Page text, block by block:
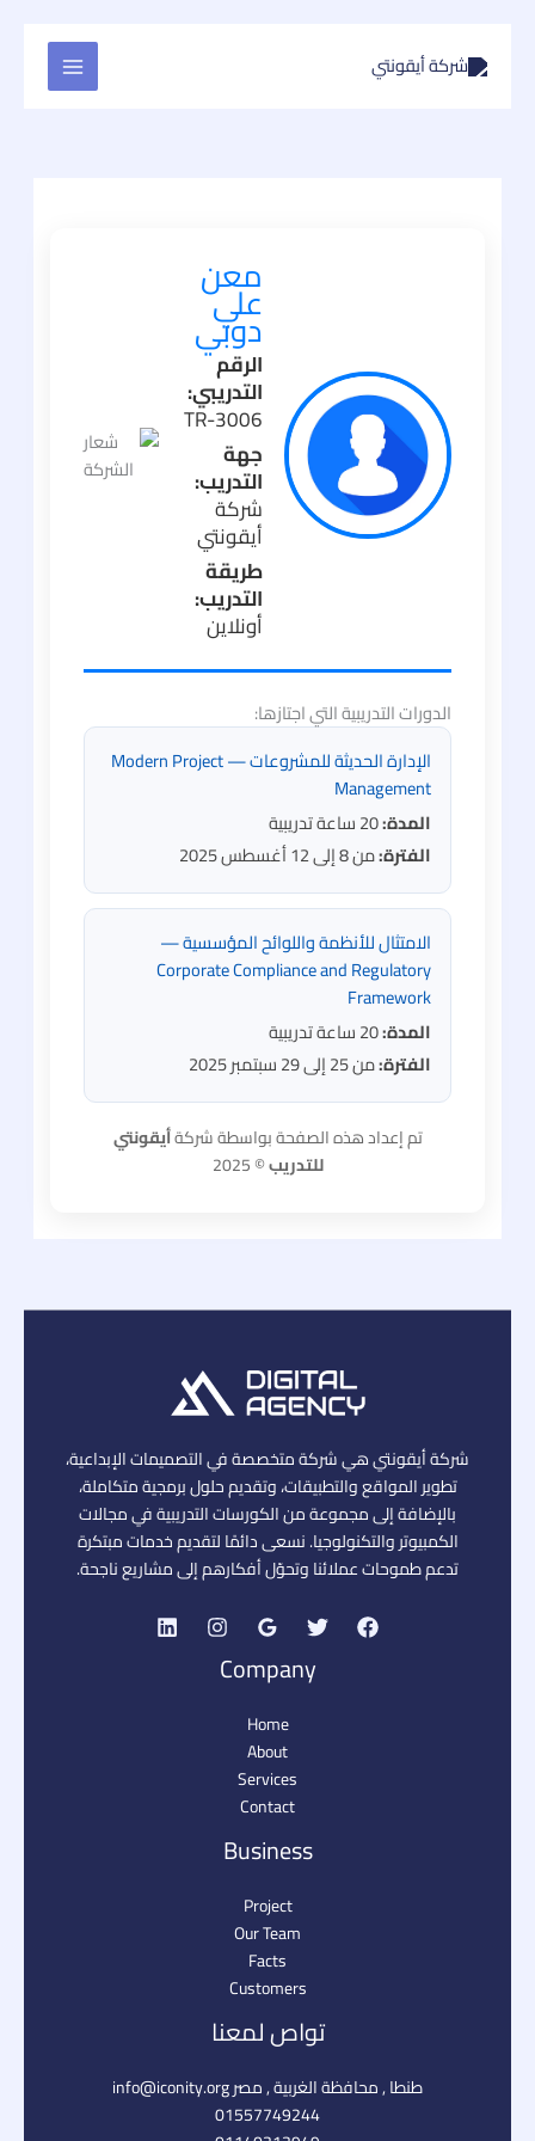
معن
علي
دوبي
الرقم
التدريبي:
TR-3006
جهة
التدريب:
شركة
أيقونتي
طريقة
التدريب:
أونلاين
الدورات التدريبية التي اجتازها:
الإدارة الحديثة للمشروعات — Modern Project
Management
المدة:20 ساعة تدريبية
الفترة:من 8 إلى 12 أغسطس 2025
الامتثال للأنظمة واللوائح المؤسسية —
Corporate Compliance and Regulatory
Framework
المدة:20 ساعة تدريبية
الفترة:من 25 إلى 29 سبتمبر 2025
تم إعداد هذه الصفحة بواسطة شركةأيقونتي
للتدريب© 2025
شركة أيقونتي هي شركة متخصصة في التصميمات الإبداعية،
تطوير المواقع والتطبيقات، وتقديم حلول برمجية متكاملة،
بالإضافة إلى مجموعة من الكورسات التدريبية في مجالات
الكمبيوتر والتكنولوجيا. نسعى دائمًا لتقديم خدمات مبتكرة
تدعم طموحات عملائنا وتحوّل أفكارهم إلى مشاريع ناجحة.
Company
Home
About
Services
Contact
Business
Project
Our Team
Facts
Customers
تواص لمعنا
طنطا , محافظة الغربية , مصر info@iconity.org​
01557749244